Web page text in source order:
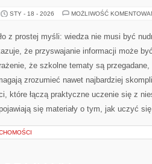
STY - 18 - 2026 MOŻLIWOŚĆ
z prostej myśli: wiedza nie musi być
że przyswajanie informacji może
że szkolne tematy są
zrozumieć nawet najbardziej
które łączą praktyczne uczenie się z
się materiały o tym, jak uczyć